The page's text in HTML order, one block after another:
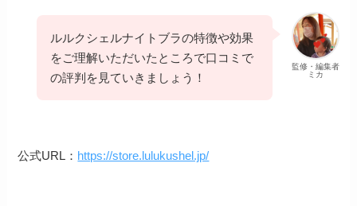
監修・編集者
ミカ
ルルクシェルナイトブラの特徴や効果
をご理解いただいたところで口コミで
の評判を見ていきましょう！
公式URL： https://store.lulukushel.jp/